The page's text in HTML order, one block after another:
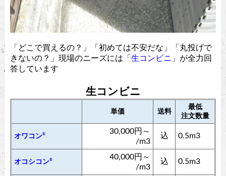
「どこで買えるの？」「初めては不安だな」「丸投げで
きないの？」現場のニーズには 「生コンビニ」 が全力回
答しています
生コンビニ
単価 送料
最低
注文数量
オワコン®
30,000円～
/m3
込 0.5m3
オコシコン®
40,000円～
/m3
込 0.5m3